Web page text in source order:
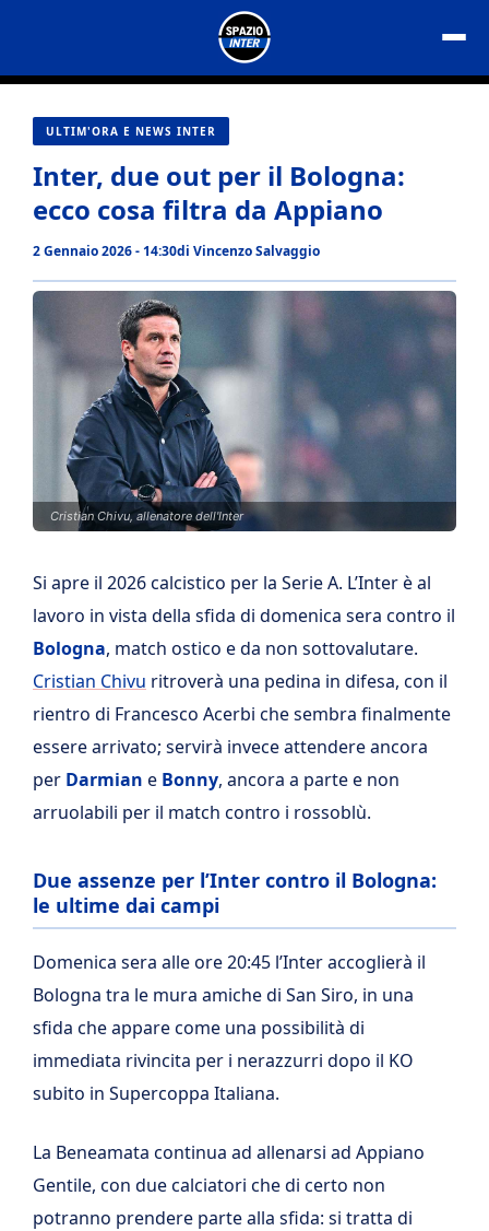
contenuto
ULTIM'ORA E NEWS INTER
Inter, due out per il Bologna:
ecco cosa filtra da Appiano
2 Gennaio 2026 - 14:30di Vincenzo Salvaggio
Cristian Chivu, allenatore dell'Inter
Si apre il 2026 calcistico per la Serie A. L’Inter è al
lavoro in vista della sfida di domenica sera contro il
Bologna, match ostico e da non sottovalutare.
Cristian Chivu ritroverà una pedina in difesa, con il
rientro di Francesco Acerbi che sembra finalmente
essere arrivato; servirà invece attendere ancora
per Darmian e Bonny, ancora a parte e non
arruolabili per il match contro i rossoblù.
Due assenze per l’Inter contro il Bologna:
le ultime dai campi
Domenica sera alle ore 20:45 l’Inter accoglierà il
Bologna tra le mura amiche di San Siro, in una
sfida che appare come una possibilità di
immediata rivincita per i nerazzurri dopo il KO
subito in Supercoppa Italiana.
La Beneamata continua ad allenarsi ad Appiano
Gentile, con due calciatori che di certo non
potranno prendere parte alla sfida: si tratta di